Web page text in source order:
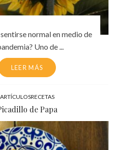
normal en medio de
Uno de ...
LEER MÁS
ARTÍCULOSRECETAS
de Papa